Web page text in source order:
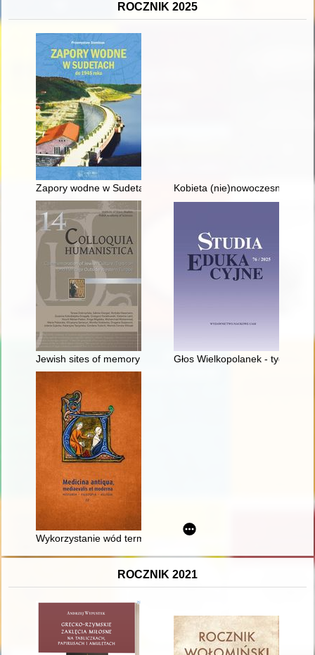
ROCZNIK 2025
Zapory wodne w Sudetach do 1945 rokuKobieta (nie)nowoczesna :
Jewish sites of memory in Europe : local, national and
Głos Wielkopolanek - tygodnik
Wykorzystanie wód termalnych do celów leczniczych w
ROCZNIK 2021